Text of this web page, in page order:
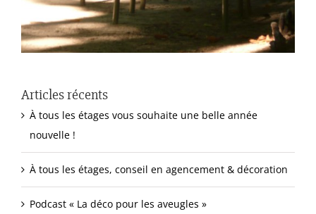
Articles récents
À tous les étages vous souhaite une belle année
nouvelle !
À tous les étages, conseil en agencement & décoration
Podcast « La déco pour les aveugles »